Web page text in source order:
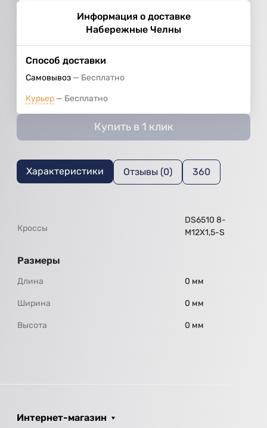
Информация о доставке
Набережные Челны
Способ доставки
Самовывоз Бесплатно
Курьер Бесплатно
Купить в 1 клик
Характеристики Отзывы (0) 360
Кроссы
DS6510 8-
M12X1,5-S
Размеры
Длина 0 мм
Ширина 0 мм
Высота 0 мм
Интернет-магазин